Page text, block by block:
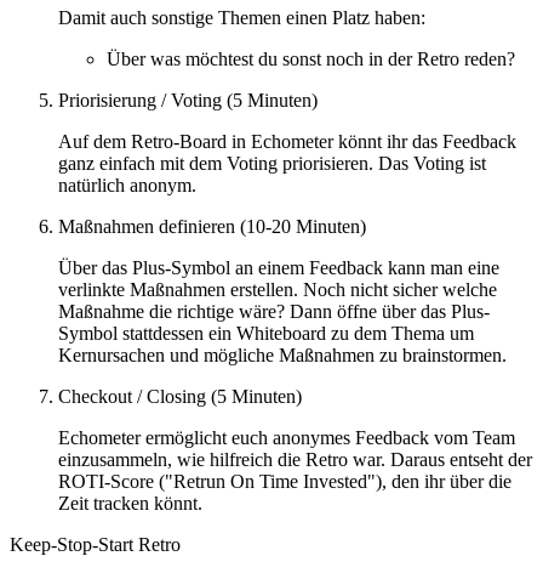
Damit auch sonstige Themen einen Platz haben:
Über was möchtest du sonst noch in der Retro reden?
Priorisierung / Voting (5 Minuten)
Auf dem Retro-Board in Echometer könnt ihr das Feedback
ganz einfach mit dem Voting priorisieren. Das Voting ist
natürlich anonym.
Maßnahmen definieren (10-20 Minuten)
Über das Plus-Symbol an einem Feedback kann man eine
verlinkte Maßnahmen erstellen. Noch nicht sicher welche
Maßnahme die richtige wäre? Dann öffne über das Plus-
Symbol stattdessen ein Whiteboard zu dem Thema um
Kernursachen und mögliche Maßnahmen zu brainstormen.
Checkout / Closing (5 Minuten)
Echometer ermöglicht euch anonymes Feedback vom Team
einzusammeln, wie hilfreich die Retro war. Daraus entseht der
ROTI-Score ("Retrun On Time Invested"), den ihr über die
Zeit tracken könnt.
Keep-Stop-Start Retro